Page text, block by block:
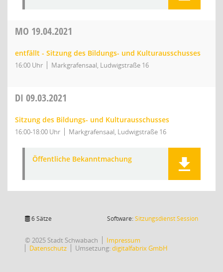
MO 19.04.2021
entfällt - Sitzung des Bildungs- und Kulturausschusses
16:00 Uhr Markgrafensaal, Ludwigstraße 16
DI 09.03.2021
Sitzung des Bildungs- und Kulturausschusses
16:00-18:00 Uhr Markgrafensaal, Ludwigstraße 16
Öffentliche Bekanntmachung
6 Sätze Software:SitzungsdienstSession(Wird in
© 2025 Stadt Schwabach
Impressum
Datenschutz
Umsetzung:digitalfabrix GmbH